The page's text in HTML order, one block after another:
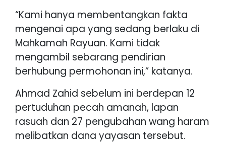
“Kami hanya membentangkan fakta
mengenai apa yang sedang berlaku di
Mahkamah Rayuan. Kami tidak
mengambil sebarang pendirian
berhubung permohonan ini,” katanya.
Ahmad Zahid sebelum ini berdepan 12
pertuduhan pecah amanah, lapan
rasuah dan 27 pengubahan wang haram
melibatkan dana yayasan tersebut.